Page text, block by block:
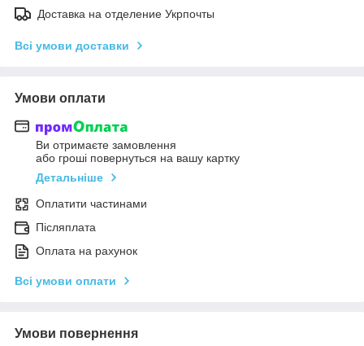
Доставка на отделение Укрпочты
Всі умови доставки
Умови оплати
Ви отримаєте замовлення
або гроші повернуться на вашу картку
Детальніше
Оплатити частинами
Післяплата
Оплата на рахунок
Всі умови оплати
Умови повернення